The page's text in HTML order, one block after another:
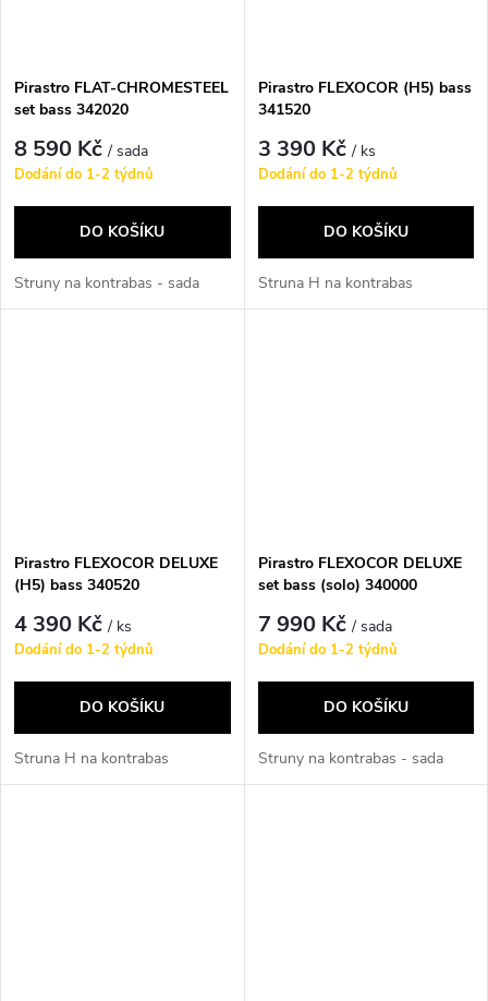
Pirastro FLAT-CHROMESTEEL
set bass 342020
8 590 Kč/ sada
Dodání do 1-2 týdnů
DO KOŠÍKU
Struny na kontrabas - sada
Pirastro FLEXOCOR (H5) bass
341520
3 390 Kč/ ks
Dodání do 1-2 týdnů
DO KOŠÍKU
Struna H na kontrabas
Pirastro FLEXOCOR DELUXE
(H5) bass 340520
4 390 Kč/ ks
Dodání do 1-2 týdnů
DO KOŠÍKU
Struna H na kontrabas
Pirastro FLEXOCOR DELUXE
set bass (solo) 340000
7 990 Kč/ sada
Dodání do 1-2 týdnů
DO KOŠÍKU
Struny na kontrabas - sada